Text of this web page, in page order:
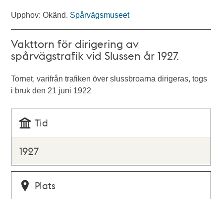
Upphov: Okänd. Spårvägsmuseet
Vakttorn för dirigering av
spårvägstrafik vid Slussen år 1927.
Tornet, varifrån trafiken över slussbroarna dirigeras, togs
i bruk den 21 juni 1922
Tid
1927
Plats